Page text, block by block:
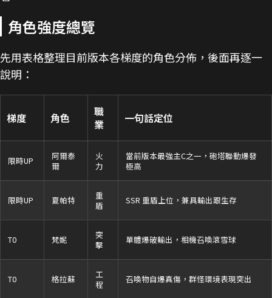
角色強度總覽
先用表格整理目前版本各梯度的角色分佈，後面再逐一
說明：
梯度 角色
職
業
一句話定位
限時UP
阿爾泰
爾
火
力
當前版本最強主C之一，砲塔聯動爆發
極高
限時UP 夏帕特
重
盾
SSR 重盾上位，兼具輸出跟生存
T0 梵妮
突
擊
單體爆破輸出，相機召喚滾雪球
T0 格拉蘇
工
程
召喚物自爆真傷，群怪環境表現突出